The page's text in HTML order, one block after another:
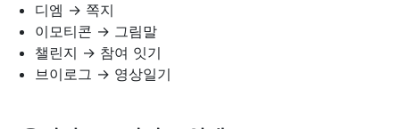
디엠 → 쪽지
이모티콘 → 그림말
챌린지 → 참여 잇기
브이로그 → 영상일기